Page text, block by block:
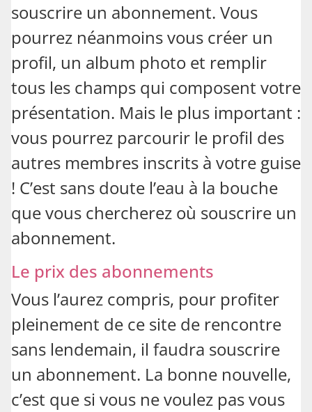
souscrire un abonnement. Vous
pourrez néanmoins vous créer un
profil, un album photo et remplir
tous les champs qui composent votre
présentation. Mais le plus important :
vous pourrez parcourir le profil des
autres membres inscrits à votre guise
! C’est sans doute l’eau à la bouche
que vous chercherez où souscrire un
abonnement.
Le prix des abonnements
Vous l’aurez compris, pour profiter
pleinement de ce site de rencontre
sans lendemain, il faudra souscrire
un abonnement. La bonne nouvelle,
c’est que si vous ne voulez pas vous